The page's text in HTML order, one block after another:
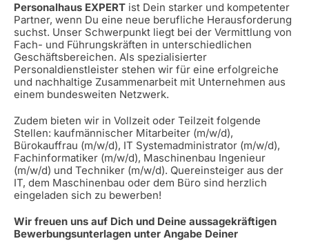
Personalhaus EXPERT ist Dein starker und kompetenter
Partner, wenn Du eine neue berufliche Herausforderung
suchst. Unser Schwerpunkt liegt bei der Vermittlung von
Fach- und Führungskräften in unterschiedlichen
Geschäftsbereichen. Als spezialisierter
Personaldienstleister stehen wir für eine erfolgreiche
und nachhaltige Zusammenarbeit mit Unternehmen aus
einem bundesweiten Netzwerk.
Zudem bieten wir in Vollzeit oder Teilzeit folgende
Stellen: kaufmännischer Mitarbeiter (m/w/d),
Bürokauffrau (m/w/d), IT Systemadministrator (m/w/d),
Fachinformatiker (m/w/d), Maschinenbau Ingenieur
(m/w/d) und Techniker (m/w/d). Quereinsteiger aus der
IT, dem Maschinenbau oder dem Büro sind herzlich
eingeladen sich zu bewerben!
Wir freuen uns auf Dich und Deine aussagekräftigen
Bewerbungsunterlagen unter Angabe Deiner